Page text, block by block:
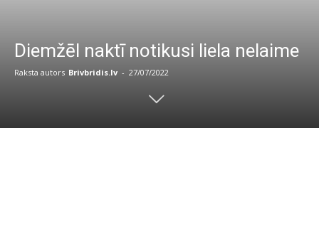
Diemžēl naktī notikusi liela nelaime
Raksta autors Brivbridis.lv - 27/07/2022